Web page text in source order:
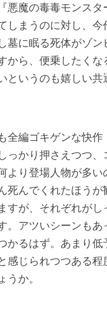
悪魔の毒毒モンス
しまうのに対し、
墓に眠る死体がゾ
から、便乗したく
というのも嬉しい
全編ゴキゲンな快
っかり押さえつつ
より登場人物が多
死んでくれたほう
すが、それぞれが
。アツいシーンも
かるはず。あまり
感じられつつある
うか。